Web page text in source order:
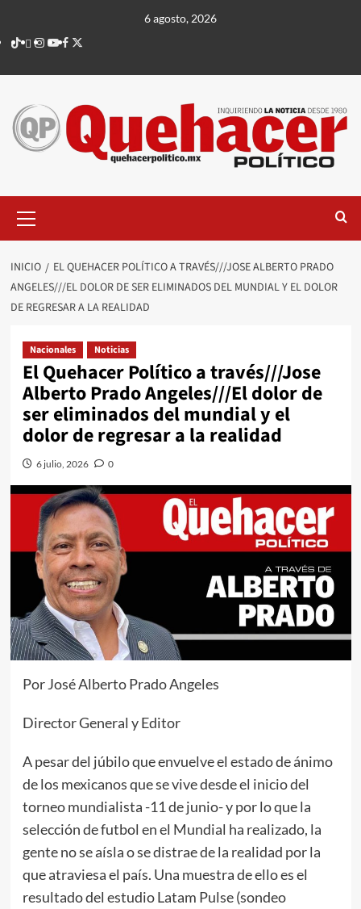
contenido
6 agosto, 2026
TikTok
threads
Instagram
Youtube
Facebook
X
principal
INICIO
EL QUEHACER POLÍTICO A TRAVÉS///JOSE ALBERTO PRADO
ANGELES///EL DOLOR DE SER ELIMINADOS DEL MUNDIAL Y EL DOLOR
DE REGRESAR A LA REALIDAD
Nacionales Noticias
El Quehacer Político a través///Jose
Alberto Prado Angeles///El dolor de
ser eliminados del mundial y el
dolor de regresar a la realidad
6 julio, 2026 0
Por José Alberto Prado Angeles
Director General y Editor
A pesar del júbilo que envuelve el estado de ánimo
de los mexicanos que se vive desde el inicio del
torneo mundialista -11 de junio- y por lo que la
selección de futbol en el Mundial ha realizado, la
gente no se aísla o se distrae de la realidad por la
que atraviesa el país. Una muestra de ello es el
resultado del estudio Latam Pulse (sondeo